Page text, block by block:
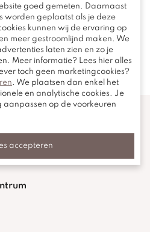
van en ga akkoord met
.
goed gemeten. Daarnaast
worden geplaatst als je deze
kunnen wij de ervaring op
meer gestroomlijnd maken. We
laten zien en zo je
Meer informatie? Lees hier alles
toch geen marketingcookies?
. We plaatsen dan enkel het
en analytische cookies. Je
aanpassen op de voorkeuren
accepteren